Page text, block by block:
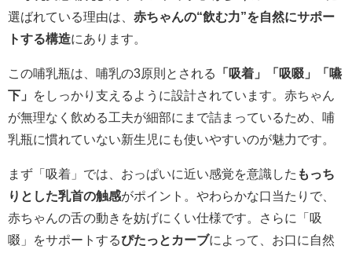
選ばれている理由は、 赤ちゃんの“飲む力”を自然にサポー
トする構造にあります。
この哺乳瓶は、哺乳の3原則とされる
「吸着」「吸啜」「嚥
下」
をしっかり支えるように設計されています。赤ちゃん
が無理なく飲める工夫が細部にまで詰まっているため、哺
乳瓶に慣れていない新生児にも使いやすいのが魅力です。
まず「吸着」では、おっぱいに近い感覚を意識した もっち
りとした乳首の触感がポイント。やわらかな口当たりで、
赤ちゃんの舌の動きを妨げにくい仕様です。さらに「吸
啜」をサポートするぴたっとカーブによって、お口に自然